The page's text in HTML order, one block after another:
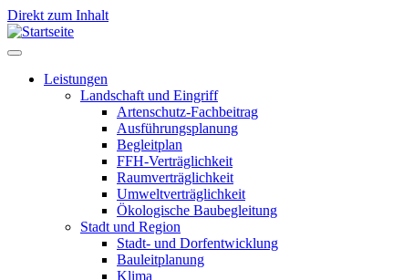
Direkt zum Inhalt
Leistungen
Leistungen
Landschaft und Eingriff
Artenschutz-Fachbeitrag
Ausführungsplanung
Begleitplan
FFH-Verträglichkeit
Raumverträglichkeit
Umweltverträglichkeit
Ökologische Baubegleitung
Stadt und Region
Stadt- und Dorfentwicklung
Bauleitplanung
Klima